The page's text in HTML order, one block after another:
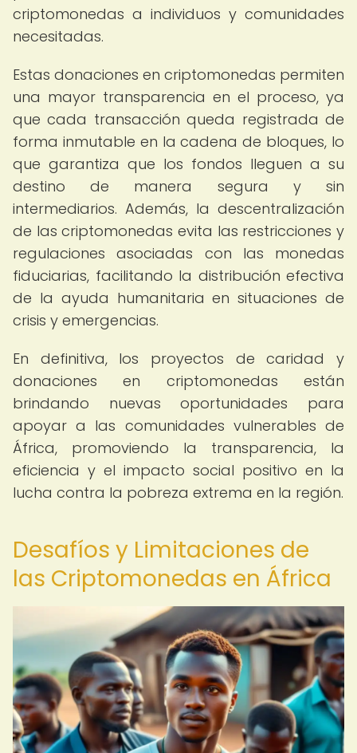
criptomonedas a individuos y comunidades
necesitadas.
Estas donaciones en criptomonedas permiten
una mayor transparencia en el proceso, ya
que cada transacción queda registrada de
forma inmutable en la cadena de bloques, lo
que garantiza que los fondos lleguen a su
destino de manera segura y sin
intermediarios. Además, la descentralización
de las criptomonedas evita las restricciones y
regulaciones asociadas con las monedas
fiduciarias, facilitando la distribución efectiva
de la ayuda humanitaria en situaciones de
crisis y emergencias.
En definitiva, los proyectos de caridad y
donaciones en criptomonedas están
brindando nuevas oportunidades para
apoyar a las comunidades vulnerables de
África, promoviendo la transparencia, la
eficiencia y el impacto social positivo en la
lucha contra la pobreza extrema en la región.
Desafíos y Limitaciones de
las Criptomonedas en África